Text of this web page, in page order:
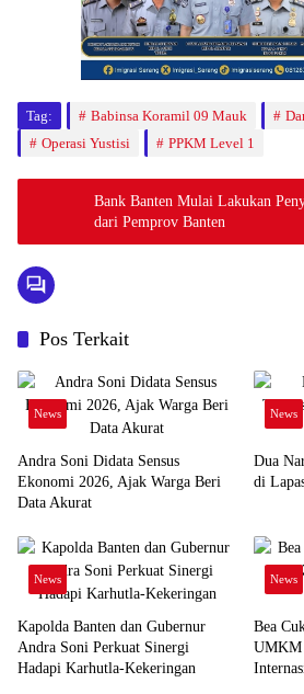
Tag: Babinsa Koramil 09 Mauk
Operasi Yustisi
PPKM Level 1
Bank Banten Mulai Lakukan
dari Pemprov Banten
Pos Terkait
News
Andra Soni Didata Sensus
Ekonomi 2026, Ajak Warga Beri
Data Akurat
News
Dua
di
News
Kapolda Banten dan Gubernur
Andra Soni Perkuat Sinergi
Hadapi Karhutla-Kekeringan
News
Bea
UMKM